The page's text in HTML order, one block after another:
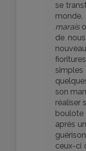
se
marais
de
simples
son
réaliser
boulote
après
ceux-ci